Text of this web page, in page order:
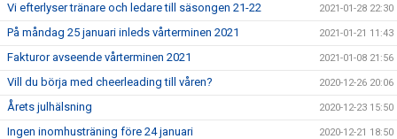
Vi efterlyser tränare och ledare till säsongen 21-22 2021-01-28 22:30
På måndag 25 januari inleds vårterminen 2021 2021-01-21 11:43
Fakturor avseende vårterminen 2021 2021-01-08 21:56
Vill du börja med cheerleading till våren? 2020-12-26 20:06
Årets julhälsning 2020-12-23 15:50
Ingen inomhusträning före 24 januari 2020-12-21 18:50